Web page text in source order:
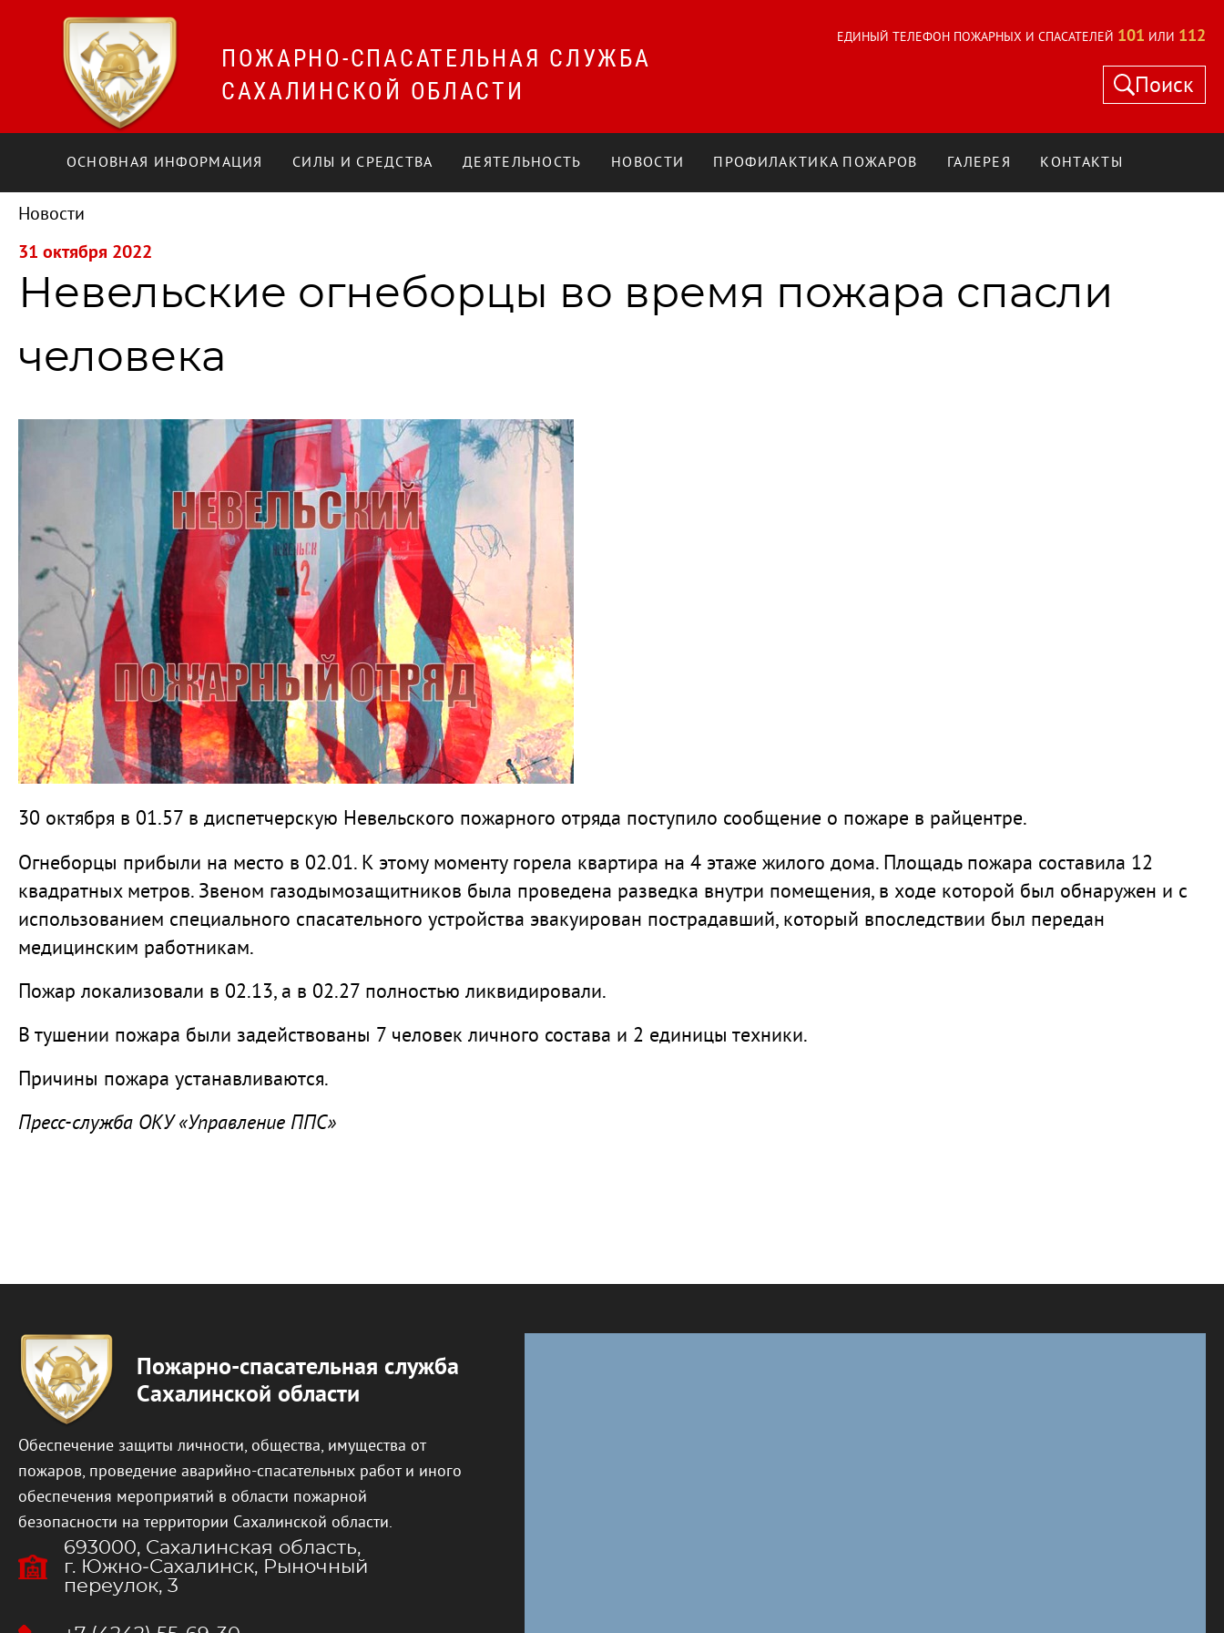
ПОЖАРНО-СПАСАТЕЛЬНАЯ СЛУЖБА
САХАЛИНСКОЙ ОБЛАСТИ
ЕДИНЫЙ ТЕЛЕФОН ПОЖАРНЫХ И СПАСАТЕЛЕЙ 101 ИЛИ 112
Поиск
ОСНОВНАЯ ИНФОРМАЦИЯ СИЛЫ И СРЕДСТВА ДЕЯТЕЛЬНОСТЬ НОВОСТИ ПРОФИЛАКТИКА ПОЖАРОВ ГАЛЕРЕЯ КОНТАКТЫ
Новости
Невельские огнеборцы во время пожара спасли
человека
30 октября в 01.57 в диспетчерскую Невельского пожарного отряда поступило сообщение о пожаре в райцентре.
Огнеборцы прибыли на место в 02.01. К этому моменту горела квартира на 4 этаже жилого дома. Площадь пожара составила 12
квадратных метров. Звеном газодымозащитников была проведена разведка внутри помещения, в ходе которой был обнаружен и с
использованием специального спасательного устройства эвакуирован пострадавший, который впоследствии был передан
медицинским работникам.
Пожар локализовали в 02.13, а в 02.27 полностью ликвидировали.
В тушении пожара были задействованы 7 человек личного состава и 2 единицы техники.
Причины пожара устанавливаются.
Пресс-служба ОКУ «Управление ППС»
31 октября 2022
Пожарно-спасательная служба
Сахалинской области
Обеспечение защиты личности, общества, имущества от
пожаров, проведение аварийно-спасательных работ и иного
обеспечения мероприятий в области пожарной
безопасности на территории Сахалинской области.
693000, Сахалинская область,
г. Южно‐Сахалинск, Рыночный
переулок, 3